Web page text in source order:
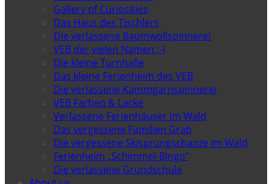
Gallery of Curiosities
Das Haus des Tischlers
Die verlassene Baumwollspinnerei
VEB der vielen Namen ;-)
Die kleine Turnhalle
Das kleine Ferienheim des VEB
Die verlassene Kammgarnspinnerei
VEB Farben & Lacke
Verlassene Ferienhäuser im Wald
Das vergessene Familien Grab
Die vergessene Skisprungschanze im Wald
Ferienheim „Schimmel-Bingo“
Die verlassene Grundschule